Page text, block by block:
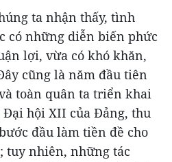
ta nhận thấy, tình
có những diễn biến phức
lợi, vừa có khó khăn,
cũng là năm đầu tiên
toàn quân ta triển khai
hội XII của Đảng, thu
đầu làm tiền đề cho
tuy nhiên, những tác